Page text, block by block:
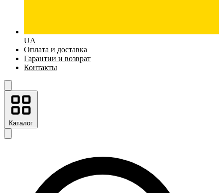
UA
Оплата и доставка
Гарантии и возврат
Контакты
Каталог